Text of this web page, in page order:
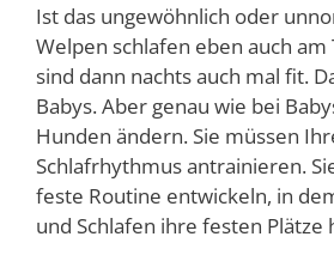
Ist das ungewöhnlich oder
Welpen schlafen eben auch am
sind dann nachts auch mal fit.
Babys. Aber genau wie bei
Hunden ändern. Sie müssen
Schlafrhythmus antrainieren.
feste Routine entwickeln, in
und Schlafen ihre festen Plätze